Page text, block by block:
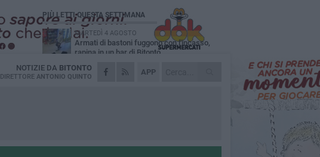
APP
NOTIZIE DA BITONTO
DIRETTORE ANTONIO QUINTO
PIÙ LETTI QUESTA SETTIMANA
MARTEDÌ 4 AGOSTO
Armati di bastoni fuggono con l'incasso,
rapina in un bar di Bitonto
VENERDÌ 31 LUGLIO
Furti d'auto, scoperta la banda tra Bitonto e
Fratelli d'Italia Bitonto: «Vicinanza alla